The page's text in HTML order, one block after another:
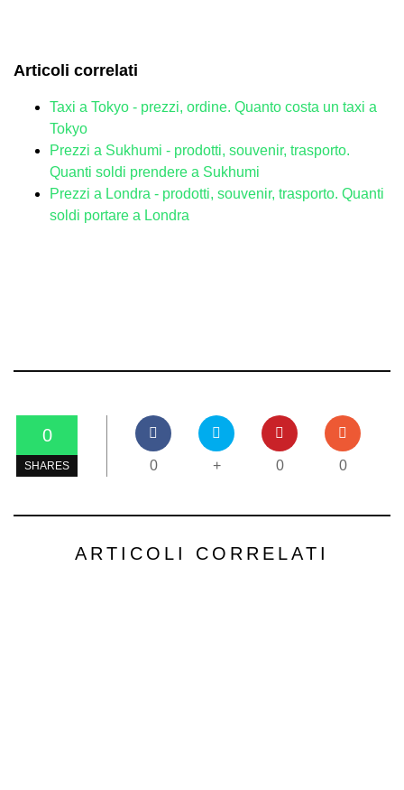
Articoli correlati
Taxi a Tokyo - prezzi, ordine. Quanto costa un taxi a
Tokyo
Prezzi a Sukhumi - prodotti, souvenir, trasporto.
Quanti soldi prendere a Sukhumi
Prezzi a Londra - prodotti, souvenir, trasporto. Quanti
soldi portare a Londra
0
SHARES 0 + 0 0
ARTICOLI CORRELATI